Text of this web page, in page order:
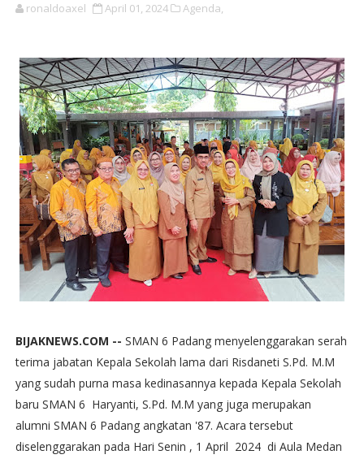
ronaldoaxel April 01, 2024 Agenda,
BIJAKNEWS.COM -- SMAN 6 Padang menyelenggarakan serah
terima jabatan Kepala Sekolah lama dari Risdaneti S.Pd. M.M
yang sudah purna masa kedinasannya kepada Kepala Sekolah
baru SMAN 6 Haryanti, S.Pd. M.M yang juga merupakan
alumni SMAN 6 Padang angkatan '87. Acara tersebut
diselenggarakan pada Hari Senin , 1 April 2024 di Aula Medan